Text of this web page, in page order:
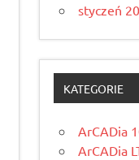
styczeń
KATEGORIE
ArCADia
ArCADia